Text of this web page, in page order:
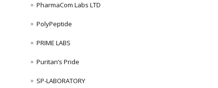
PharmaCom Labs LTD
PolyPeptide
PRIME LABS
Puritan’s Pride
SP-LABORATORY